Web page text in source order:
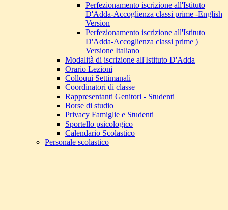
Perfezionamento iscrizione all'Istituto
D'Adda-Accoglienza classi prime -English
Version
Perfezionamento iscrizione all'Istituto
D'Adda-Accoglienza classi prime )
Versione Italiano
Modalità di iscrizione all'Istituto D'Adda
Orario Lezioni
Colloqui Settimanali
Coordinatori di classe
Rappresentanti Genitori - Studenti
Borse di studio
Privacy Famiglie e Studenti
Sportello psicologico
Calendario Scolastico
Personale scolastico